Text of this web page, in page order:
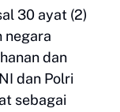
30 ayat (2)
negara
dan
dan Polri
sebagai